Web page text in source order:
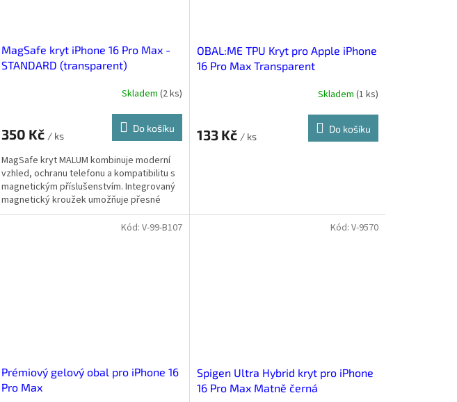
MagSafe kryt iPhone 16 Pro Max -
STANDARD (transparent)
Skladem (2 ks)
350 Kč / ks
Do košíku
MagSafe kryt MALUM kombinuje moderní
vzhled, ochranu telefonu a kompatibilitu s
magnetickým příslušenstvím. Integrovaný
magnetický kroužek umožňuje přesné
přichycení...
OBAL:ME TPU Kryt pro Apple iPhone
16 Pro Max Transparent
Skladem (1 ks)
133 Kč / ks
Do košíku
Prémiový gelový obal pro iPhone 16
Pro Max
Kód: V-99-B107
Spigen Ultra Hybrid kryt pro iPhone
16 Pro Max Matně černá
Kód: V-9570